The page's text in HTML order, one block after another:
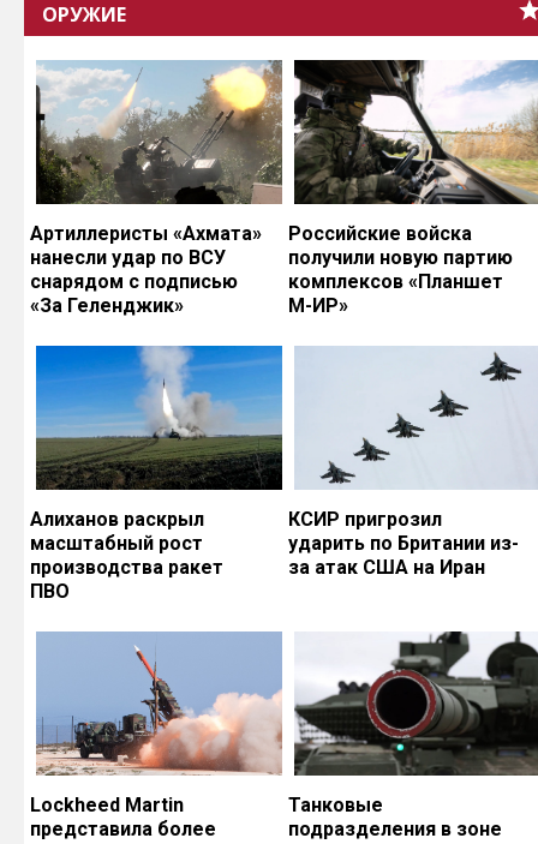
ОРУЖИЕ
Артиллеристы «Ахмата»
нанесли удар по ВСУ
снарядом с подписью
«За Геленджик»
Российские войска
получили новую партию
комплексов «Планшет
М-ИР»
Алиханов раскрыл
масштабный рост
производства ракет
ПВО
КСИР пригрозил
ударить по Британии из-
за атак США на Иран
Lockheed Martin
представила более
Танковые
подразделения в зоне